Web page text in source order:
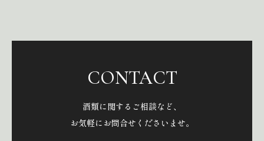
CONTACT
酒類に関するご相談など、
お気軽にお問合せくださいませ。